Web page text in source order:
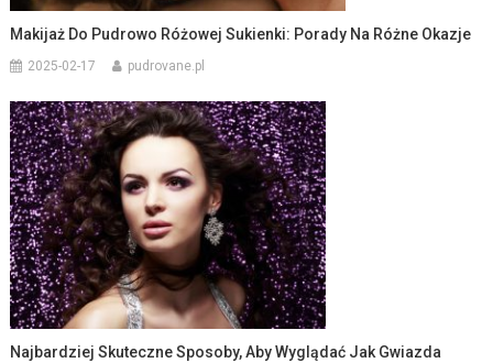
Makijaż Do Pudrowo Różowej Sukienki: Porady Na Różne Okazje
2025-02-17 pudrovane.pl
Najbardziej Skuteczne Sposoby, Aby Wyglądać Jak Gwiazda